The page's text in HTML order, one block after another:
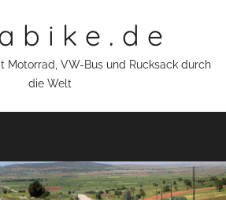
b i k e . d e
Motorrad, VW-Bus und Rucksack durch
die Welt